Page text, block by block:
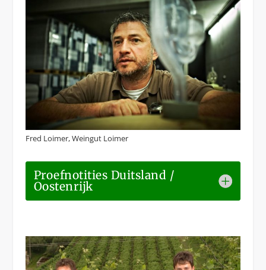
Fred Loimer, Weingut Loimer
Proefnotities Duitsland /
Oostenrijk